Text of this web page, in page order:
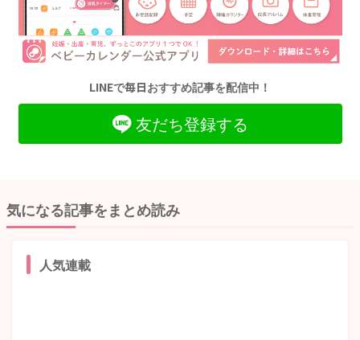
LINEで毎日おすすめ記事を配信中！
友だち登録する
気になる記事をまとめ読み
人気連載